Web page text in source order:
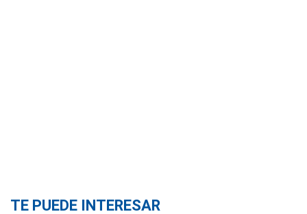
TE PUEDE INTERESAR